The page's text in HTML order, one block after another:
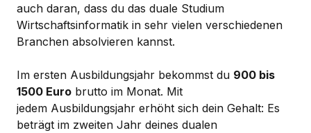
auch daran, dass du das duale Studium
Wirtschaftsinformatik in sehr vielen verschiedenen
Branchen absolvieren kannst.
Im ersten Ausbildungsjahr bekommst du 900 bis
1500 Euro brutto im Monat. Mit
jedem Ausbildungsjahr erhöht sich dein Gehalt: Es
beträgt im zweiten Jahr deines dualen